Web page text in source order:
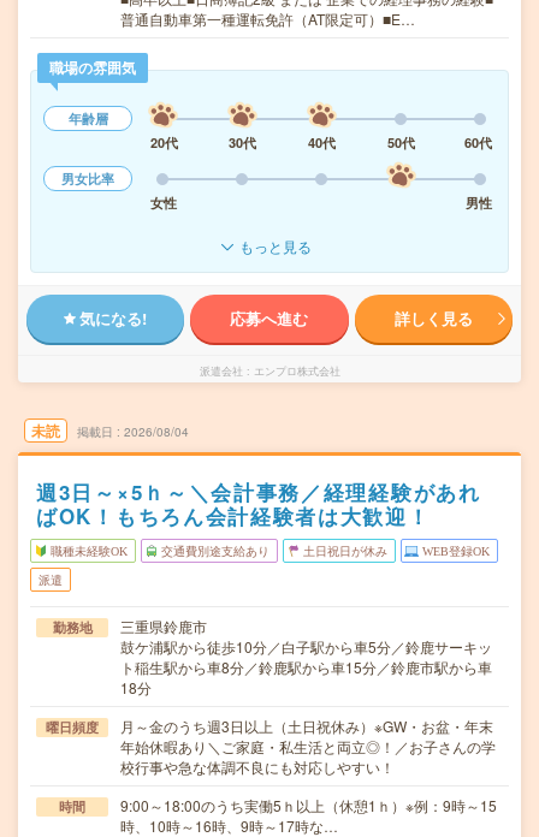
普通自動車第一種運転免許（AT限定可）■E…
職場の雰囲気
年齢層
20代
30代 40代 50代
60代
男女比率
女性
男性
もっと見る
気になる! 応募へ進む 詳しく見る
派遣会社 エンプロ株式会社
未読 掲載日 2026/08/04
週3日～×5ｈ～＼会計事務／経理経験があれ
ばOK！もちろん会計経験者は大歓迎！
職種未経験OK 交通費別途支給あり 土日祝日が休み WEB登録OK
派遣
勤務地
三重県鈴鹿市
鼓ケ浦駅から徒歩10分／白子駅から車5分／鈴鹿サーキッ
ト稲生駅から車8分／鈴鹿駅から車15分／鈴鹿市駅から車
18分
曜日頻度
月～金のうち週3日以上（土日祝休み）※GW・お盆・年末
年始休暇あり＼ご家庭・私生活と両立◎！／お子さんの学
校行事や急な体調不良にも対応しやすい！
時間
9:00～18:00のうち実働5ｈ以上（休憩1ｈ）※例：9時～15
時、10時～16時、9時～17時な…